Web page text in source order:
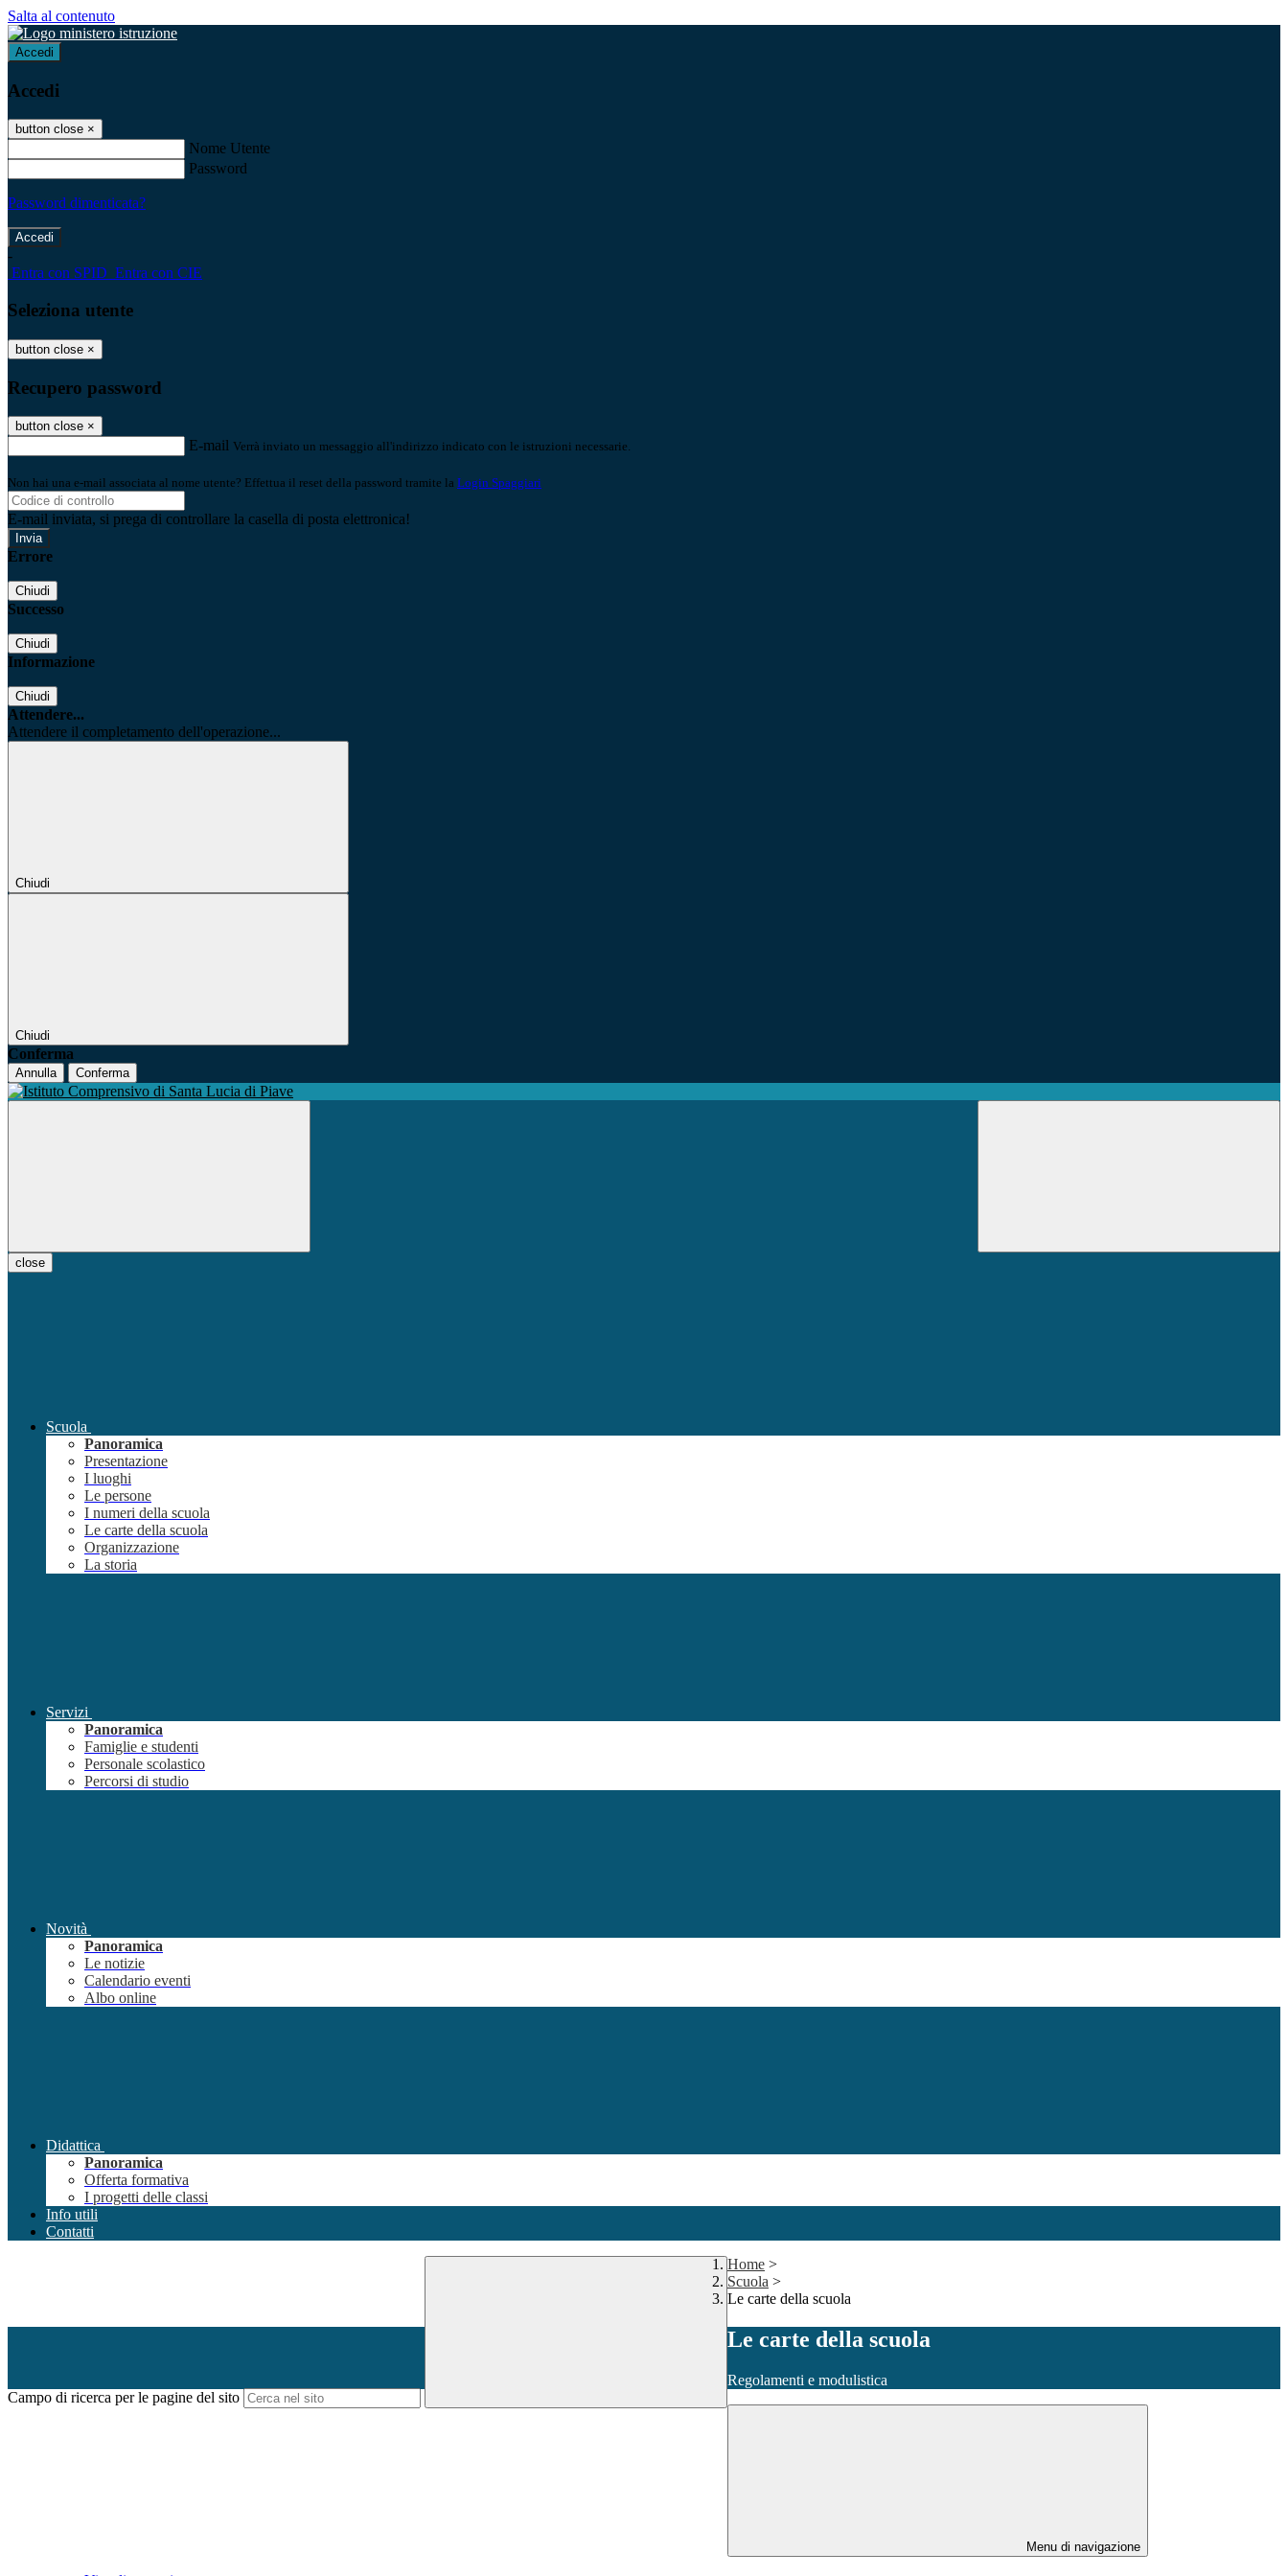
Salta al contenuto
Accedi
Accedi
button close ×
Nome Utente
Password
Password dimenticata?
-
Entra con SPID Entra con CIE
Seleziona utente
button close ×
Recupero password
button close ×
E-mail Verrà inviato un messaggio all'indirizzo indicato con le istruzioni necessarie.
Non hai una e-mail associata al nome utente? Effettua il reset della password tramite la Login Spaggiari
E-mail inviata, si prega di controllare la casella di posta elettronica!
Errore
Chiudi
Successo
Chiudi
Informazione
Chiudi
Attendere...
Attendere il completamento dell'operazione...
Chiudi
Chiudi
Conferma
Annulla Conferma
close
Scuola
Panoramica
Presentazione
I luoghi
Le persone
I numeri della scuola
Le carte della scuola
Organizzazione
La storia
Servizi
Panoramica
Famiglie e studenti
Personale scolastico
Percorsi di studio
Novità
Panoramica
Le notizie
Calendario eventi
Albo online
Didattica
Panoramica
Offerta formativa
I progetti delle classi
Info utili
Contatti
Campo di ricerca per le pagine del sito
Home >
Scuola >
Le carte della scuola
Le carte della scuola
Regolamenti e modulistica
Menu di navigazione